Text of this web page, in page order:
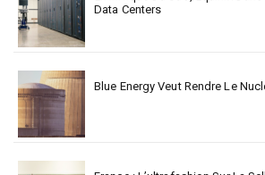
Data Centers
Blue Energy Veut Rendre Le